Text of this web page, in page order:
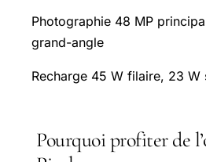
Photographie 48 MP
grand-angle
Recharge 45 W filaire, 23 W
Pourquoi profiter de